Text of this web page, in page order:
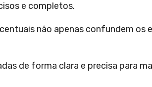
e completos.
não apenas confundem os
de forma clara e precisa para